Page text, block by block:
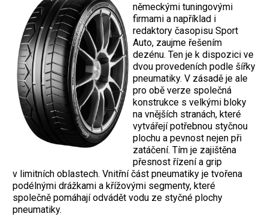
německými tuningovými
firmami a například i
redaktory časopisu Sport
Auto, zaujme řešením
dezénu. Ten je k dispozici ve
dvou provedeních podle šířky
pneumatiky. V zásadě je ale
pro obě verze společná
konstrukce s velkými bloky
na vnějších stranách, které
vytvářejí potřebnou styčnou
plochu a pevnost nejen při
zatáčení. Tím je zajištěna
přesnost řízení a grip
v limitních oblastech. Vnitřní část pneumatiky je tvořena
podélnými drážkami a křížovými segmenty, které
společně pomáhají odvádět vodu ze styčné plochy
pneumatiky.